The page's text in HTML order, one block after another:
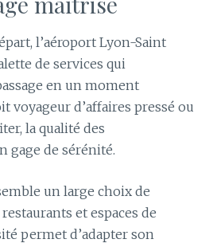
l’aéroport Lyon-Saint
de services qui
en un moment
voyageur d’affaires pressé ou
la qualité des
gage de sérénité.
un large choix de
et espaces de
permet d’adapter son